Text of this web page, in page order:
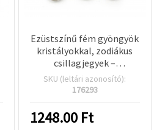
Ezüstszínű fém gyöngyök
kristályokkal, zodiákus
csillagjegyek –
12,5×12,5×5 mm, furat: 2,5
mm és 8 mm, vegyes, 12
SKU (leltári azonosító):
176293
1248.00 Ft